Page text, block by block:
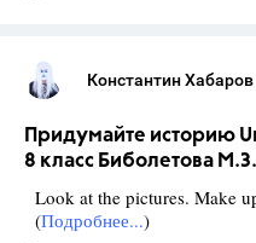
Константин Хабаров
Придумайте историю
8 класс Биболетова М.З.
Look at the pictures. Make
(Подробнее...)